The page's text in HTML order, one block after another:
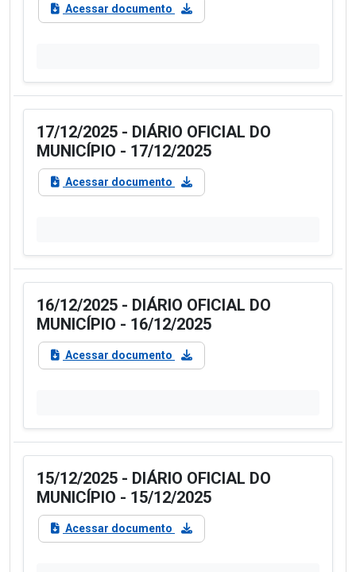
Acessar documento
17/12/2025 - DIÁRIO OFICIAL DO
MUNICÍPIO - 17/12/2025
Acessar documento
16/12/2025 - DIÁRIO OFICIAL DO
MUNICÍPIO - 16/12/2025
Acessar documento
15/12/2025 - DIÁRIO OFICIAL DO
MUNICÍPIO - 15/12/2025
Acessar documento